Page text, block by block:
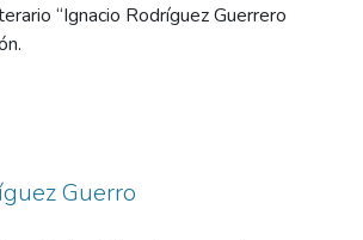
“Ignacio Rodríguez Guerrero
Guerro